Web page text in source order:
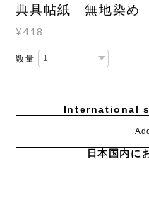
典具帖紙 無地染
¥418
数量
International
日本国内に